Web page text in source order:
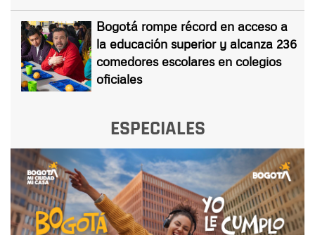
Bogotá rompe récord en acceso a
la educación superior y alcanza 236
comedores escolares en colegios
oficiales
ESPECIALES